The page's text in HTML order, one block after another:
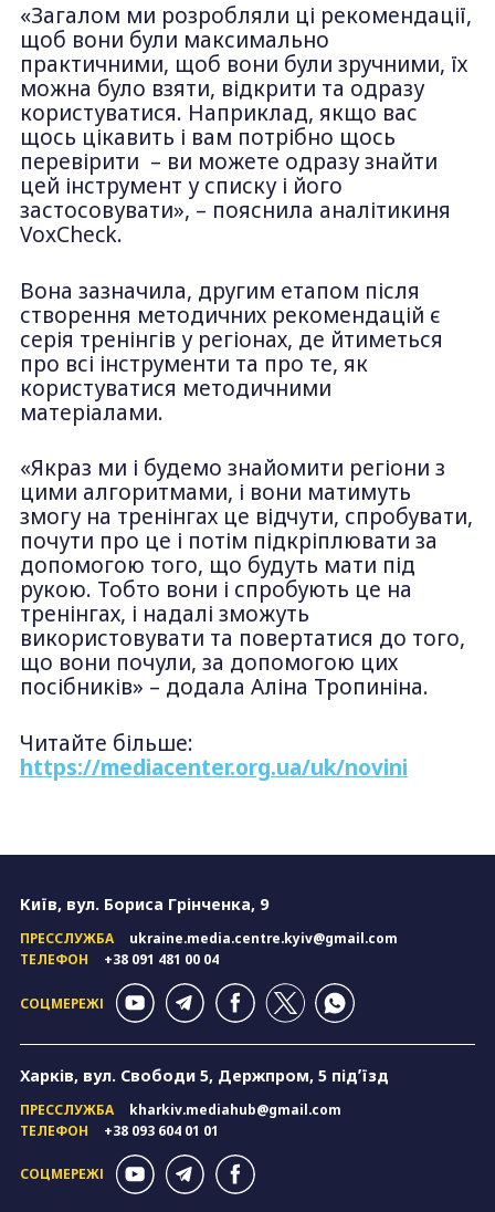
«Загалом ми розробляли ці рекомендації,
щоб вони були максимально
практичними, щоб вони були зручними, їх
можна було взяти, відкрити та одразу
користуватися. Наприклад, якщо вас
щось цікавить і вам потрібно щось
перевірити – ви можете одразу знайти
цей інструмент у списку і його
застосовувати», – пояснила аналітикиня
VoxCheck.
Вона зазначила, другим етапом після
створення методичних рекомендацій є
серія тренінгів у регіонах, де йтиметься
про всі інструменти та про те, як
користуватися методичними
матеріалами.
«Якраз ми і будемо знайомити регіони з
цими алгоритмами, і вони матимуть
змогу на тренінгах це відчути, спробувати,
почути про це і потім підкріплювати за
допомогою того, що будуть мати під
рукою. Тобто вони і спробують це на
тренінгах, і надалі зможуть
використовувати та повертатися до того,
що вони почули, за допомогою цих
посібників» – додала Аліна Тропиніна.
Читайте більше:
https://mediacenter.org.ua/uk/novini
Київ, вул. Бориса Грінченка, 9
ПРЕССЛУЖБА
ukraine.media.centre.kyiv@gmail.com
ТЕЛЕФОН
+38 091 481 00 04
СОЦМЕРЕЖІ
Харків, вул. Свободи 5, Держпром, 5 підʼїзд
ПРЕССЛУЖБА
kharkiv.mediahub@gmail.com
ТЕЛЕФОН
+38 093 604 01 01
СОЦМЕРЕЖІ